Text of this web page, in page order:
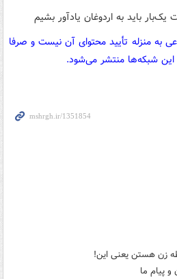
به منزله تأیید محتوای آن نیست و صرفا
شبکه‌ها منتشر می‌شود.
زن هستن یعنی این!
و پیام ما